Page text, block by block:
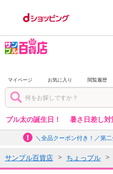
マイページ お気に入り 閲覧履歴
プル太の誕生日！ 暑さ日差し対
＼全品クーポン付き！／第
サンプル百貨店 ちょっプル